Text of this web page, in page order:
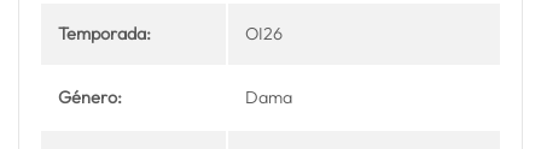
Temporada: OI26
Género: Dama